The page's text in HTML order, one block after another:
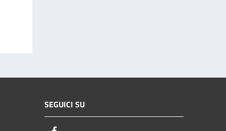
SEGUICI SU